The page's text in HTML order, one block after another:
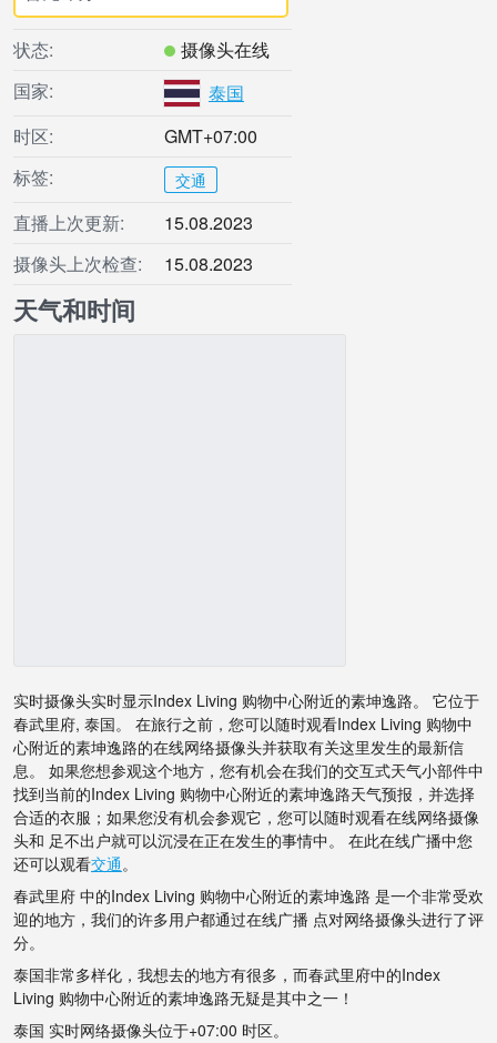
状态:
摄像头在线
国家:
泰国
时区:
GMT+07:00
标签:
交通
直播上次更新:
15.08.2023
摄像头上次检查:
15.08.2023
天气和时间
实时摄像头实时显示Index Living 购物中心附近的素坤逸路。 它位于
春武里府, 泰国。 在旅行之前，您可以随时观看Index Living 购物中
心附近的素坤逸路的在线网络摄像头并获取有关这里发生的最新信
息。 如果您想参观这个地方，您有机会在我们的交互式天气小部件中
找到当前的Index Living 购物中心附近的素坤逸路天气预报，并选择
合适的衣服；如果您没有机会参观它，您可以随时观看在线网络摄像
头和 足不出户就可以沉浸在正在发生的事情中。 在此在线广播中您
还可以观看交通。
春武里府 中的Index Living 购物中心附近的素坤逸路 是一个非常受欢
迎的地方，我们的许多用户都通过在线广播 点对网络摄像头进行了评
分。
泰国非常多样化，我想去的地方有很多，而春武里府中的Index
Living 购物中心附近的素坤逸路无疑是其中之一！
泰国 实时网络摄像头位于+07:00 时区。